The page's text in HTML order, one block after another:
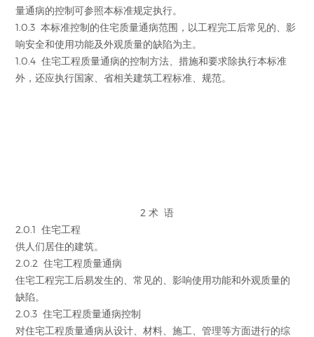
量通病的控制可参照本标准规定执行。
1.0.3 本标准控制的住宅质量通病范围，以工程完工后常见的、影
响安全和使用功能及外观质量的缺陷为主。
1.0.4 住宅工程质量通病的控制方法、措施和要求除执行本标准
外，还应执行国家、省相关建筑工程标准、规范。
2 术 语
2.0.1 住宅工程
供人们居住的建筑。
2.0.2 住宅工程质量通病
住宅工程完工后易发生的、常见的、影响使用功能和外观质量的
缺陷。
2.0.3 住宅工程质量通病控制
对住宅工程质量通病从设计、材料、施工、管理等方面进行的综